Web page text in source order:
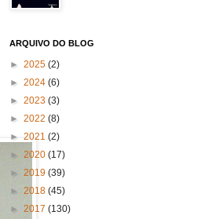
ARQUIVO DO BLOG
► 2025 (2)
► 2024 (6)
► 2023 (3)
► 2022 (8)
► 2021 (2)
► 2020 (17)
► 2019 (39)
► 2018 (45)
► 2017 (130)